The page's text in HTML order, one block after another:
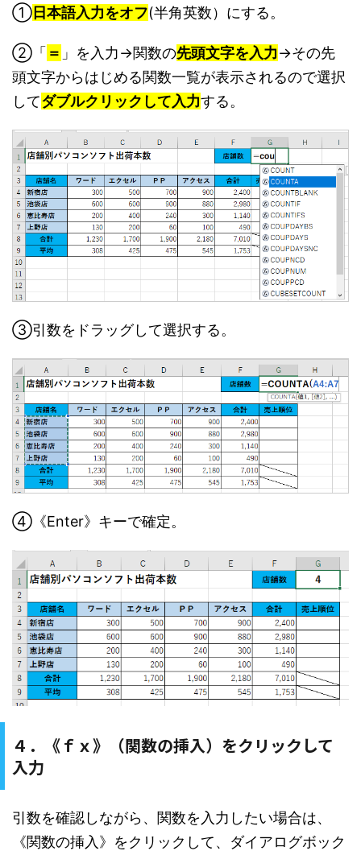
①日本語入力をオフ(半角英数）にする。
②「 ＝ 」を入力→関数の先頭文字を入力→その先
頭文字からはじめる関数一覧が表示されるので選択
してダブルクリックして入力する。
③引数をドラッグして選択する。
④《Enter》キーで確定。
４．《ｆｘ》（関数の挿入）をクリックして
入力
引数を確認しながら、関数を入力したい場合は、
《関数の挿入》をクリックして、ダイアログボック